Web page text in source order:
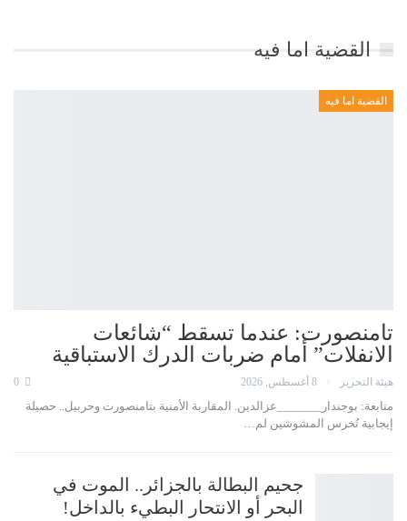
القضية اما فيه
القضية اما فيه
تامنصورت: عندما تسقط “شائعات
الانفلات” أمام ضربات الدرك الاستباقية
هيئة التحرير 8 أغسطس, 2026
متابعة: بوجندار_______عزالدين. المقاربة الأمنية بتامنصورت وحربيل.. حصيلة
إيجابية تُخرس المشوشين لم…
جحيم البطالة بالجزائر.. الموت في
البحر أو الانتحار البطيء بالداخل!